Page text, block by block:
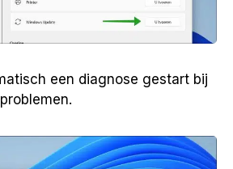
een diagnose gestart bij